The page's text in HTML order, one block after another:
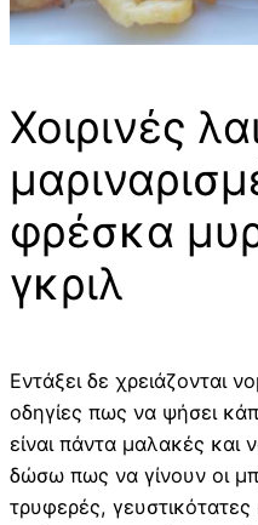
Χοιρινές
φρέσκα
γκριλ
Εντάξει δε χρειάζονται
οδηγίες πως να ψήσει
είναι πάντα μαλακές και
δώσω πως να γίνουν οι
τρυφερές,